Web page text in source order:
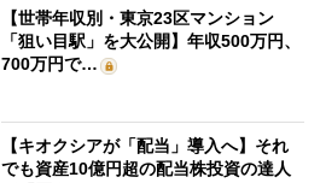
【世帯年収別・東京23区マンション
「狙い目駅」を大公開】年収500万円、
700万円で…
【キオクシアが「配当」導入へ】それ
でも資産10億円超の配当株投資の達人